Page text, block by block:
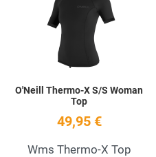
Quick View
O'Neill Thermo-X S/S Woman
Top
49,95 €
Wms Thermo-X Top